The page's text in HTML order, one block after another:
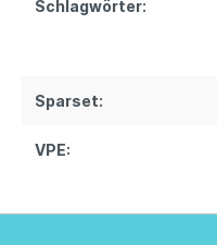
Schlagwörter:
Sparset:
VPE: